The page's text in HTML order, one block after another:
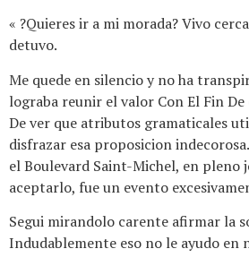
« ?Quieres ir a mi morada? Vivo
detuvo.
Me quede en silencio y no ha
lograba reunir el valor Con El Fin
De ver que atributos gramaticales
disfrazar esa proposicion
el Boulevard Saint-Michel, en pleno
aceptarlo, fue un evento
Segui mirandolo carente afirmar la
Indudablemente eso no le ayudo en